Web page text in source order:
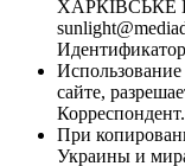
ХАРКІВСЬКЕ
сайте,
При
Украины и